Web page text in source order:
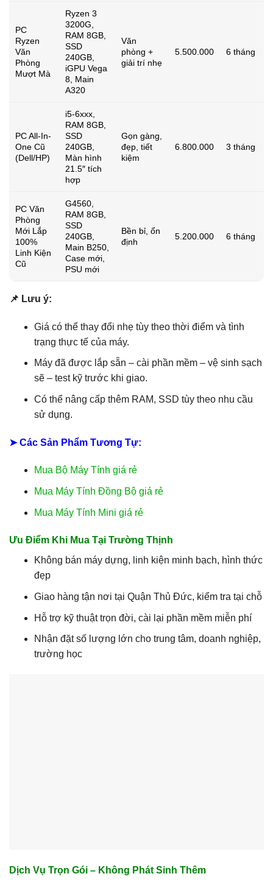
PC
Ryzen
Văn
Phòng
Mượt Mà
Ryzen 3
3200G,
RAM 8GB,
SSD
240GB,
iGPU Vega
8, Main
A320
Văn
phòng +
giải trí nhẹ
5.500.000 6 tháng
PC All-In-
One Cũ
(Dell/HP)
i5-6xxx,
RAM 8GB,
SSD
240GB,
Màn hình
21.5″ tích
hợp
Gọn gàng,
đẹp, tiết
kiệm
6.800.000 3 tháng
PC Văn
Phòng
Mới Lắp
100%
Linh Kiện
Cũ
G4560,
RAM 8GB,
SSD
240GB,
Main B250,
Case mới,
PSU mới
Bền bỉ, ổn
định
5.200.000 6 tháng
📌 Lưu ý:
Giá có thể thay đổi nhẹ tùy theo thời điểm và tình
trạng thực tế của máy.
Máy đã được lắp sẵn – cài phần mềm – vệ sinh sạch
sẽ – test kỹ trước khi giao.
Có thể nâng cấp thêm RAM, SSD tùy theo nhu cầu
sử dụng.
➤ Các Sản Phẩm Tương Tự:
Mua Bộ Máy Tính giá rẻ
Mua Máy Tính Đồng Bộ giá rẻ
Mua Máy Tính Mini giá rẻ
Ưu Điểm Khi Mua Tại Trường Thịnh
Không bán máy dựng, linh kiện minh bạch, hình thức
đẹp
Giao hàng tận nơi tại Quận Thủ Đức, kiểm tra tại chỗ
Hỗ trợ kỹ thuật trọn đời, cài lại phần mềm miễn phí
Nhận đặt số lượng lớn cho trung tâm, doanh nghiệp,
trường học
Dịch Vụ Trọn Gói – Không Phát Sinh Thêm